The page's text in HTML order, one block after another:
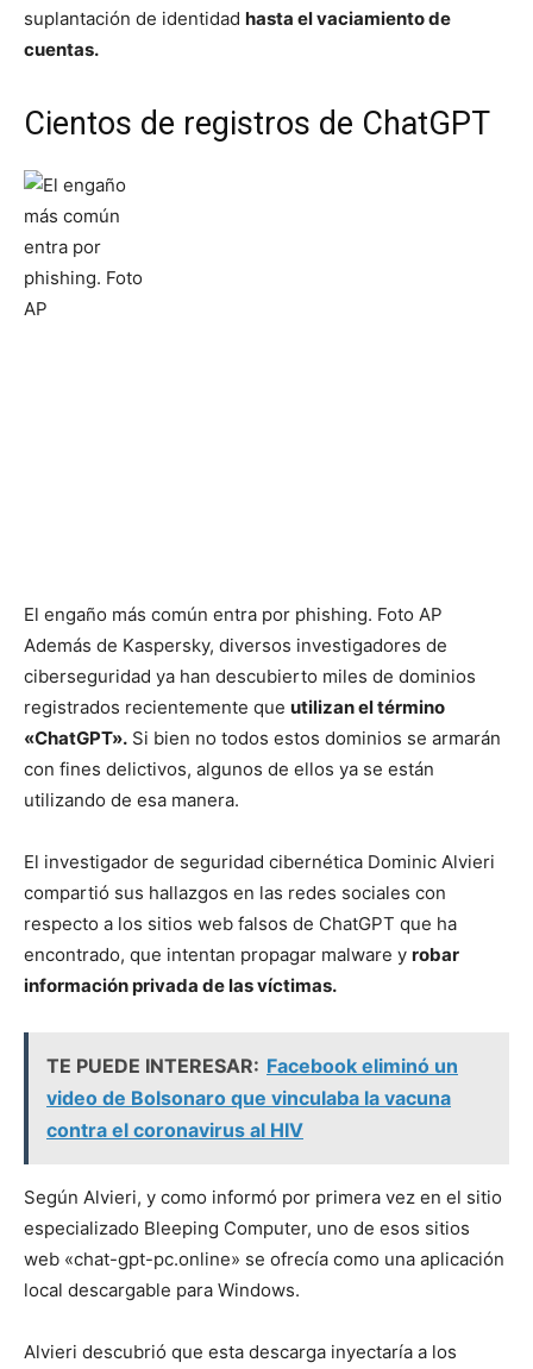
suplantación de identidad hasta el vaciamiento de
cuentas.
Cientos de registros de ChatGPT
El engaño más común entra por phishing. Foto AP
Además de Kaspersky, diversos investigadores de
ciberseguridad ya han descubierto miles de dominios
registrados recientemente que utilizan el término
«ChatGPT». Si bien no todos estos dominios se armarán
con fines delictivos, algunos de ellos ya se están
utilizando de esa manera.
El investigador de seguridad cibernética Dominic Alvieri
compartió sus hallazgos en las redes sociales con
respecto a los sitios web falsos de ChatGPT que ha
encontrado, que intentan propagar malware y robar
información privada de las víctimas.
TE PUEDE INTERESAR: Facebook eliminó un
video de Bolsonaro que vinculaba la vacuna
contra el coronavirus al HIV
Según Alvieri, y como informó por primera vez en el sitio
especializado Bleeping Computer, uno de esos sitios
web «chat-gpt-pc.online» se ofrecía como una aplicación
local descargable para Windows.
Alvieri descubrió que esta descarga inyectaría a los